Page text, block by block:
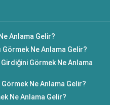
Anlama Gelir?
Görmek Ne Anlama Gelir?
Girdiğini Görmek Ne Anlama
Ne Anlama Gelir?
Ne Anlama Gelir?